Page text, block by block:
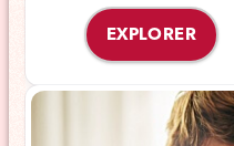
EXPLORER